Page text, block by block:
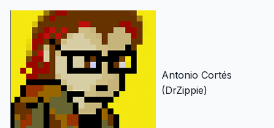
Antonio Cortés
(DrZippie)